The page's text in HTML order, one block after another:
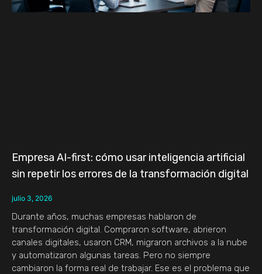
Empresa AI-first: cómo usar inteligencia artificial
sin repetir los errores de la transformación digital
julio 3, 2026
Durante años, muchas empresas hablaron de
transformación digital. Compraron software, abrieron
canales digitales, usaron CRM, migraron archivos a la nube
y automatizaron algunas tareas. Pero no siempre
cambiaron la forma real de trabajar. Ese es el problema que